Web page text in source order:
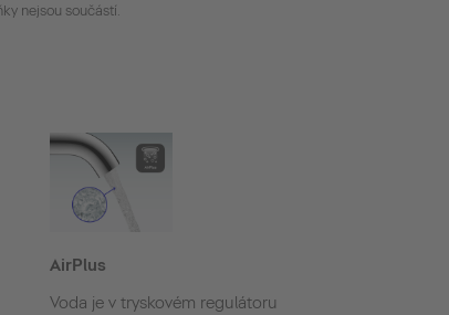
nejsou součástí.
AirPlus
Voda je v tryskovém regulátoru